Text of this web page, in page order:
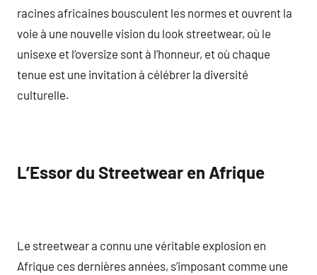
racines africaines bousculent les normes et ouvrent la
voie à une nouvelle vision du look streetwear, où le
unisexe et l’oversize sont à l’honneur, et où chaque
tenue est une invitation à célébrer la diversité
culturelle.
L’Essor du Streetwear en Afrique
Le streetwear a connu une véritable explosion en
Afrique ces dernières années, s’imposant comme une